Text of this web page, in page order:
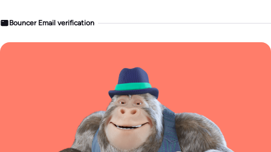
Bouncer Email verification